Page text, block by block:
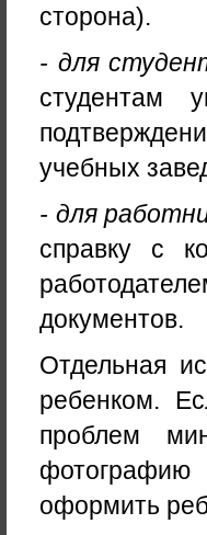
сторона).
- для
студентам
учебных
- для
справку с
документов.
Отдельная
ребенком.
проблем
фотографию
оформить